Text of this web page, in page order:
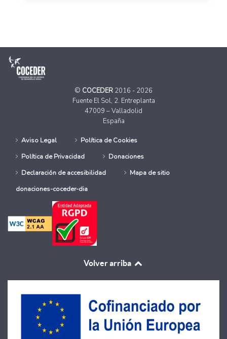
© COCEDER 2016 - 2026
Fuente El Sol, 2. Entreplanta
47009 – Valladolid
España
Aviso Legal
Política de Cookies
Política de Privacidad
Donaciones
Declaración de accesibilidad
Mapa de sitio
donaciones-coceder-dia
Volver arriba